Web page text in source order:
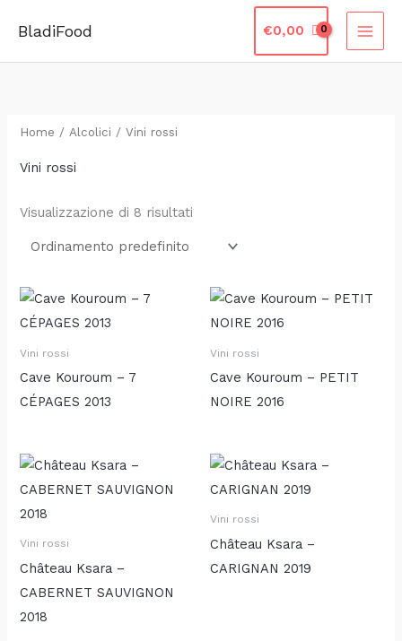
contenuto
BladiFood €0,00
Home /Alcolici / Vini rossi
Vini rossi
Visualizzazione di 8 risultati
Vini rossi
Cave Kouroum – 7
CÉPAGES 2013
Vini rossi
Cave Kouroum – PETIT
NOIRE 2016
Vini rossi
Château Ksara –
CABERNET SAUVIGNON
2018
Vini rossi
Château Ksara –
CARIGNAN 2019